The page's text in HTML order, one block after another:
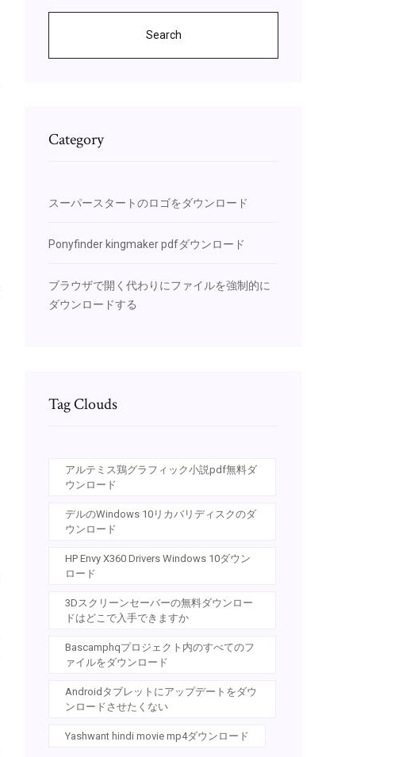
Search
Category
スーパースタートのロゴをダウンロード
Ponyfinder kingmaker pdfダウンロード
ブラウザで開く代わりにファイルを強制的に
ダウンロードする
Tag Clouds
アルテミス鶏グラフィック小説pdf無料ダ
ウンロード
デルのWindows 10リカバリディスクのダ
ウンロード
HP Envy X360 Drivers Windows 10ダウン
ロード
3Dスクリーンセーバーの無料ダウンロー
ドはどこで入手できますか
Bascamphqプロジェクト内のすべてのフ
ァイルをダウンロード
Androidタブレットにアップデートをダウ
ンロードさせたくない
Yashwant hindi movie mp4ダウンロード